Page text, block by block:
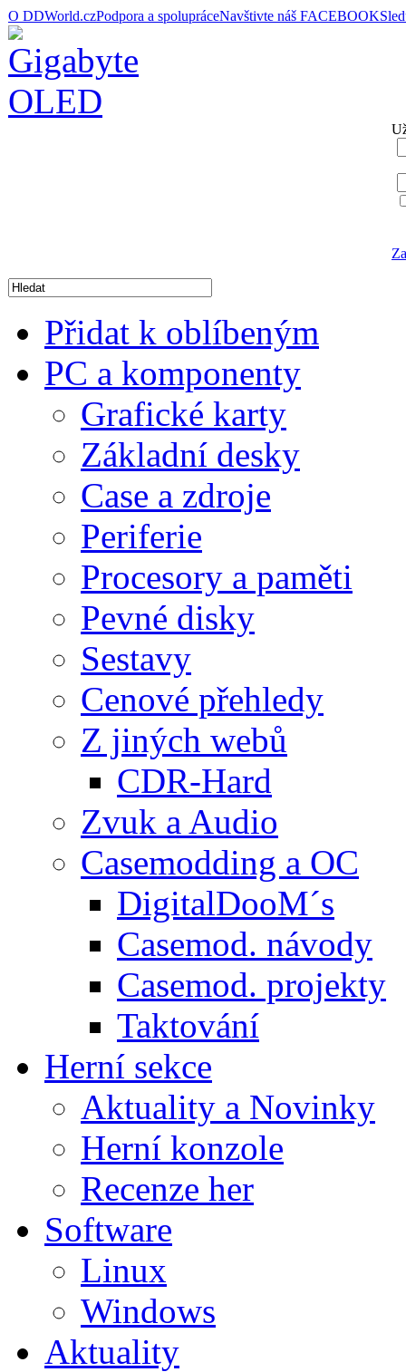
O DDWorld.czPodpora a spolupráceNavštivte náš FACEBOOK
Přidat k oblíbeným
PC a komponenty
Grafické karty
Základní desky
Case a zdroje
Periferie
Procesory a paměti
Pevné disky
Sestavy
Cenové přehledy
Z jiných webů
CDR-Hard
Zvuk a Audio
Casemodding a OC
DigitalDooM´s
Casemod. návody
Casemod. projekty
Taktování
Herní sekce
Aktuality a Novinky
Herní konzole
Recenze her
Software
Linux
Windows
Aktuality